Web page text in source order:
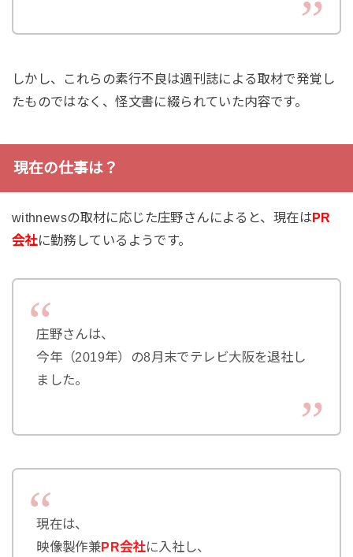
しかし、これらの素行不良は週刊誌による取材で発覚し
たものではなく、怪文書に綴られていた内容です。
現在の仕事は？
withnewsの取材に応じた庄野さんによると、現在はPR
会社に勤務しているようです。
庄野さんは、
今年（2019年）の8月末でテレビ大阪を退社し
ました。
現在は、
映像製作兼PR会社に入社し、